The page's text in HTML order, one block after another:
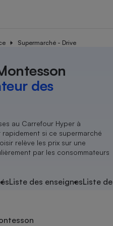
Supermarché - Drive
des
au Carrefour Hyper à
rapidement si ce supermarché
relève les prix sur une
par les consommateurs
Liste des enseignesListe
Agriculture
Produit alimentaire
Achat - Vente - Location
Carburant
Magasin - Grande surface
Marketing - Fidélisation
Organismes de défense
Système judiciaire
Air
Eau
Achat - Vente - Travaux
Location
Sport
Vacances - Tourisme
électrique
Démarche administrative
Senior
Service marchand
Train
Transport aérien
locale
Ensemble